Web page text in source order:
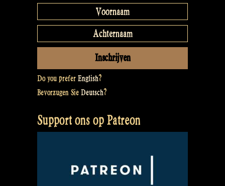
Do you prefer English?
Bevorzugen Sie Deutsch?
Support ons op Patreon